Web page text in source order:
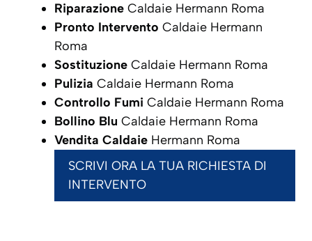
Riparazione Caldaie Hermann Roma
Pronto Intervento Caldaie Hermann
Roma
Sostituzione Caldaie Hermann Roma
Pulizia Caldaie Hermann Roma
Controllo Fumi Caldaie Hermann Roma
Bollino Blu Caldaie Hermann Roma
Vendita Caldaie Hermann Roma
SCRIVI ORA LA TUA RICHIESTA DI
INTERVENTO